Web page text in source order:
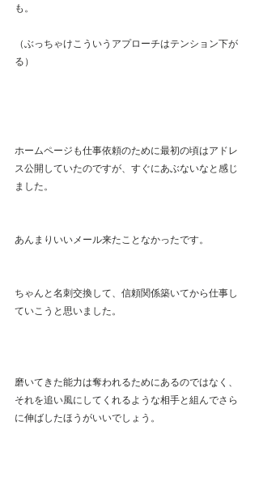
も。
（ぶっちゃけこういうアプローチはテンション下が
る）
ホームページも仕事依頼のために最初の頃はアドレ
ス公開していたのですが、すぐにあぶないなと感じ
ました。
あんまりいいメール来たことなかったです。
ちゃんと名刺交換して、信頼関係築いてから仕事し
ていこうと思いました。
磨いてきた能力は奪われるためにあるのではなく、
それを追い風にしてくれるような相手と組んでさら
に伸ばしたほうがいいでしょう。